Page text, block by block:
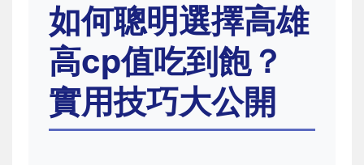
如何聰明選擇高雄
高cp值吃到飽？
實用技巧大公開